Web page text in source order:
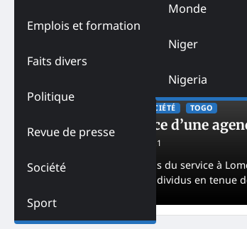
Emplois et formation
Faits divers
Politique
Revue de presse
Société
Sport
Monde
Niger
Nigeria
SOCIÉTÉ TOGO
Togo-La directrice d’une
May 7, 2021
Les braqueurs ont repris du service à
été braquée par trois individus en tenue